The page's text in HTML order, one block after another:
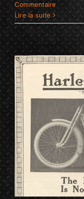
Commentaire
Lire la suite